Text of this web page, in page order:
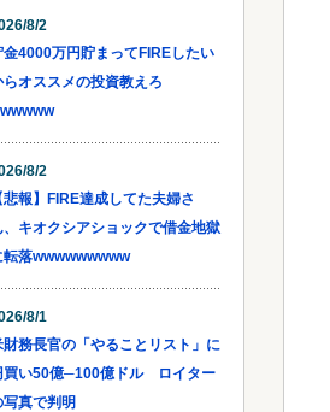
8/2
金4000万円貯まってFIREしたい
らオススメの投資教えろ
8/2
悲報】FIRE達成してた夫婦さ
、キオクシアショックで借金地獄
転落wwwwwwwww
8/1
財務長官の「やることリスト」に
買い50億─100億ドル ロイター
写真で判明